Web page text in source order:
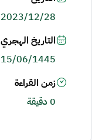
2023/12/28
التاريخ الهجري
15/06/1445
زمن القراءة
0 دقيقة